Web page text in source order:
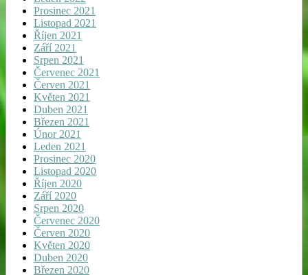
Prosinec 2021
Listopad 2021
Říjen 2021
Září 2021
Srpen 2021
Červenec 2021
Červen 2021
Květen 2021
Duben 2021
Březen 2021
Únor 2021
Leden 2021
Prosinec 2020
Listopad 2020
Říjen 2020
Září 2020
Srpen 2020
Červenec 2020
Červen 2020
Květen 2020
Duben 2020
Březen 2020